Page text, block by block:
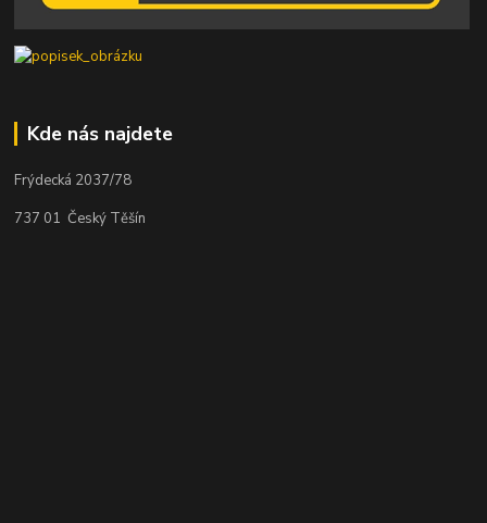
Kde nás najdete
Frýdecká 2037/78
737 01 Český Těšín